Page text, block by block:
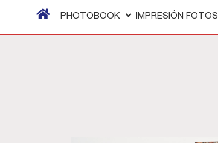
PHOTOBOOK IMPRESIÓN FOTOS